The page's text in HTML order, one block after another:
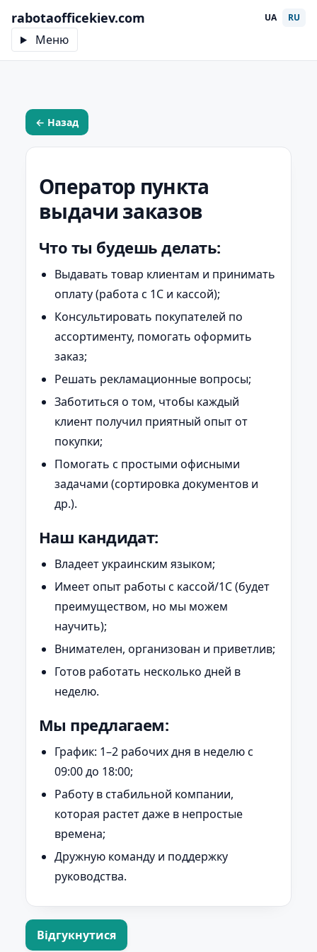
rabotaofficekiev.com
Меню
UA RU
← Назад
Оператор пункта
выдачи заказов
Что ты будешь делать:
Выдавать товар клиентам и принимать
оплату (работа с 1С и кассой);
Консультировать покупателей по
ассортименту, помогать оформить
заказ;
Решать рекламационные вопросы;
Заботиться о том, чтобы каждый
клиент получил приятный опыт от
покупки;
Помогать с простыми офисными
задачами (сортировка документов и
др.).
Наш кандидат:
Владеет украинским языком;
Имеет опыт работы с кассой/1С (будет
преимуществом, но мы можем
научить);
Внимателен, организован и приветлив;
Готов работать несколько дней в
неделю.
Мы предлагаем:
График: 1–2 рабочих дня в неделю с
09:00 до 18:00;
Работу в стабильной компании,
которая растет даже в непростые
времена;
Дружную команду и поддержку
руководства.
Відгукнутися